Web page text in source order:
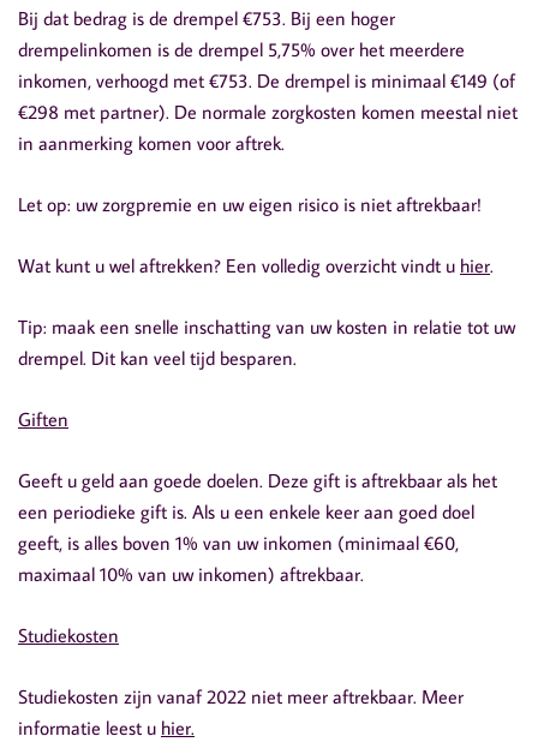
Bij dat bedrag is de drempel €753. Bij een hoger
drempelinkomen is de drempel 5,75% over het meerdere
inkomen, verhoogd met €753. De drempel is minimaal €149 (of
€298 met partner). De normale zorgkosten komen meestal niet
in aanmerking komen voor aftrek.
Let op: uw zorgpremie en uw eigen risico is niet aftrekbaar!
Wat kunt u wel aftrekken? Een volledig overzicht vindt u hier.
Tip: maak een snelle inschatting van uw kosten in relatie tot uw
drempel. Dit kan veel tijd besparen.
Giften
Geeft u geld aan goede doelen. Deze gift is aftrekbaar als het
een periodieke gift is. Als u een enkele keer aan goed doel
geeft, is alles boven 1% van uw inkomen (minimaal €60,
maximaal 10% van uw inkomen) aftrekbaar.
Studiekosten
Studiekosten zijn vanaf 2022 niet meer aftrekbaar. Meer
informatie leest u hier.